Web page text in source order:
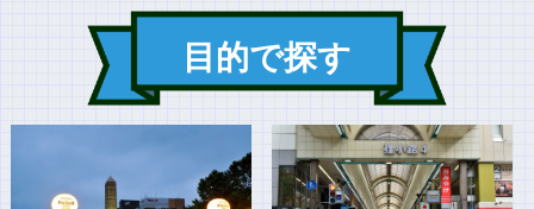
目的で探す